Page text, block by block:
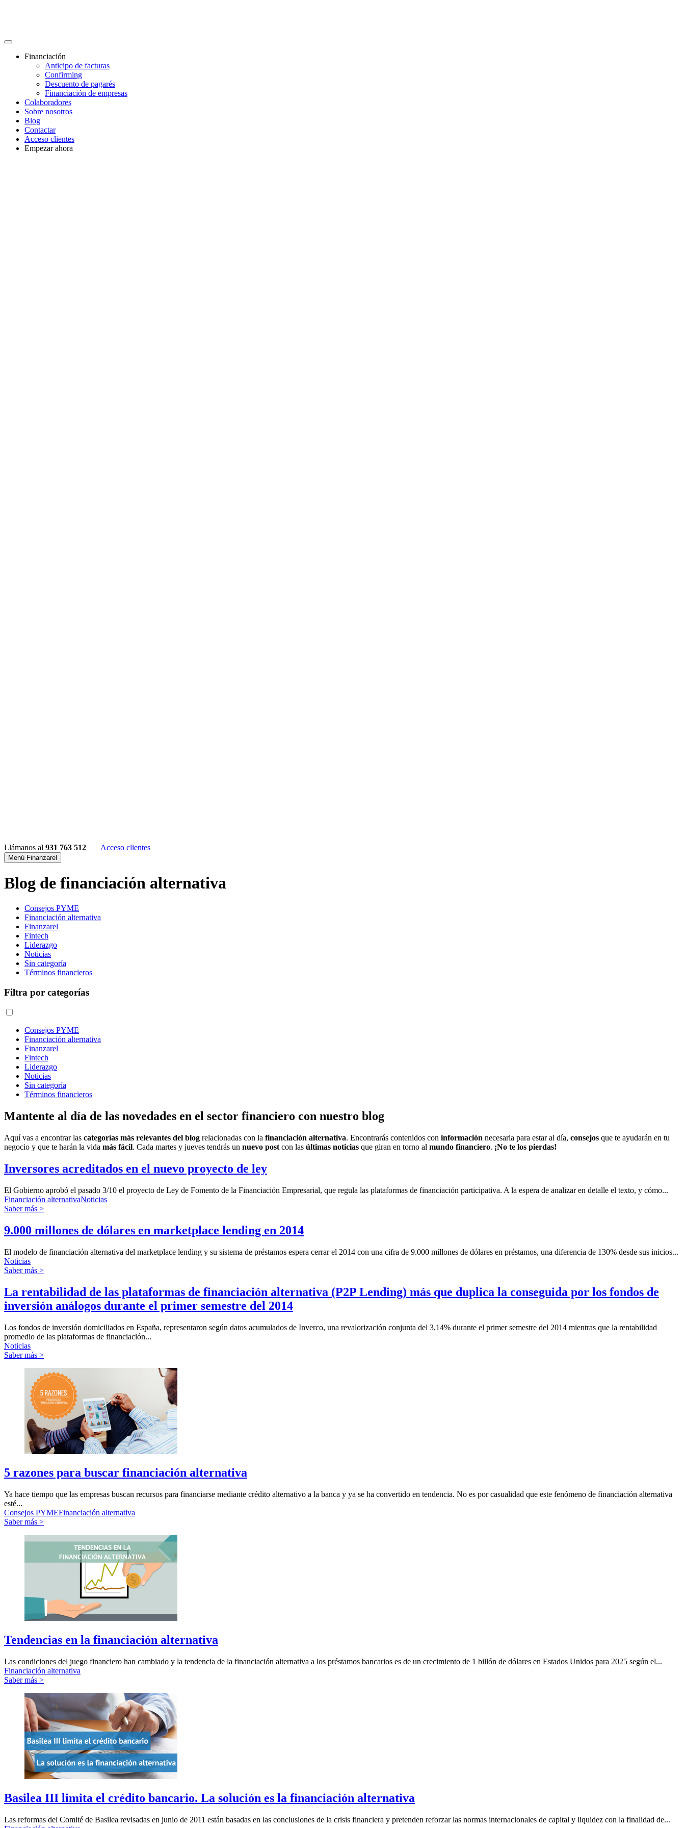
Financiación
Anticipo de facturas
Confirming
Descuento de pagarés
Financiación de empresas
Colaboradores
Sobre nosotros
Blog
Contactar
Acceso clientes
Empezar ahora
Llámanos al 931 763 512 Acceso clientes
Menú Finanzarel
Blog de financiación alternativa
Consejos PYME
Financiación alternativa
Finanzarel
Fintech
Liderazgo
Noticias
Sin categoría
Términos financieros
Filtra por categorías
Consejos PYME
Financiación alternativa
Finanzarel
Fintech
Liderazgo
Noticias
Sin categoría
Términos financieros
Mantente al día de las novedades en el sector financiero con nuestro blog
Aquí vas a encontrar las categorías más relevantes del blog relacionadas con la financiación alternativa. Encontrarás contenidos con información necesaria para estar al día, consejos que te ayudarán en tu
negocio y que te harán la vida más fácil. Cada martes y jueves tendrás un nuevo post con las últimas noticias que giran en torno al mundo financiero. ¡No te los pierdas!
Inversores acreditados en el nuevo proyecto de ley
El Gobierno aprobó el pasado 3/10 el proyecto de Ley de Fomento de la Financiación Empresarial, que regula las plataformas de financiación participativa. A la espera de analizar en detalle el texto, y cómo...
Financiación alternativaNoticias
Saber más >
9.000 millones de dólares en marketplace lending en 2014
El modelo de financiación alternativa del marketplace lending y su sistema de préstamos espera cerrar el 2014 con una cifra de 9.000 millones de dólares en préstamos, una diferencia de 130% desde sus inicios...
Noticias
Saber más >
La rentabilidad de las plataformas de financiación alternativa (P2P Lending) más que duplica la conseguida por los fondos de
inversión análogos durante el primer semestre del 2014
Los fondos de inversión domiciliados en España, representaron según datos acumulados de Inverco, una revalorización conjunta del 3,14% durante el primer semestre del 2014 mientras que la rentabilidad
promedio de las plataformas de financiación...
Noticias
Saber más >
5 razones para buscar financiación alternativa
Ya hace tiempo que las empresas buscan recursos para financiarse mediante crédito alternativo a la banca y ya se ha convertido en tendencia. No es por casualidad que este fenómeno de financiación alternativa
esté...
Consejos PYMEFinanciación alternativa
Saber más >
Tendencias en la financiación alternativa
Las condiciones del juego financiero han cambiado y la tendencia de la financiación alternativa a los préstamos bancarios es de un crecimiento de 1 billón de dólares en Estados Unidos para 2025 según el...
Financiación alternativa
Saber más >
Basilea III limita el crédito bancario. La solución es la financiación alternativa
Las reformas del Comité de Basilea revisadas en junio de 2011 están basadas en las conclusiones de la crisis financiera y pretenden reforzar las normas internacionales de capital y liquidez con la finalidad de...